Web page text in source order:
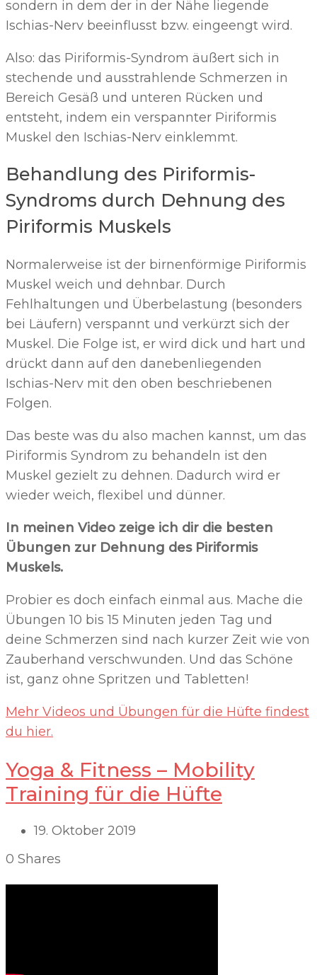
sondern in dem der in der Nähe liegende
Ischias-Nerv beeinflusst bzw. eingeengt wird.
Also: das Piriformis-Syndrom äußert sich in
stechende und ausstrahlende Schmerzen in
Bereich Gesäß und unteren Rücken und
entsteht, indem ein verspannter Piriformis
Muskel den Ischias-Nerv einklemmt.
Behandlung des Piriformis-
Syndroms durch Dehnung des
Piriformis Muskels
Normalerweise ist der birnenförmige Piriformis
Muskel weich und dehnbar. Durch
Fehlhaltungen und Überbelastung (besonders
bei Läufern) verspannt und verkürzt sich der
Muskel. Die Folge ist, er wird dick und hart und
drückt dann auf den danebenliegenden
Ischias-Nerv mit den oben beschriebenen
Folgen.
Das beste was du also machen kannst, um das
Piriformis Syndrom zu behandeln ist den
Muskel gezielt zu dehnen. Dadurch wird er
wieder weich, flexibel und dünner.
In meinen Video zeige ich dir die besten
Übungen zur Dehnung des Piriformis
Muskels.
Probier es doch einfach einmal aus. Mache die
Übungen 10 bis 15 Minuten jeden Tag und
deine Schmerzen sind nach kurzer Zeit wie von
Zauberhand verschwunden. Und das Schöne
ist, ganz ohne Spritzen und Tabletten!
Mehr Videos und Übungen für die Hüfte findest
du hier.
Yoga & Fitness – Mobility
Training für die Hüfte
19. Oktober 2019
0 Shares